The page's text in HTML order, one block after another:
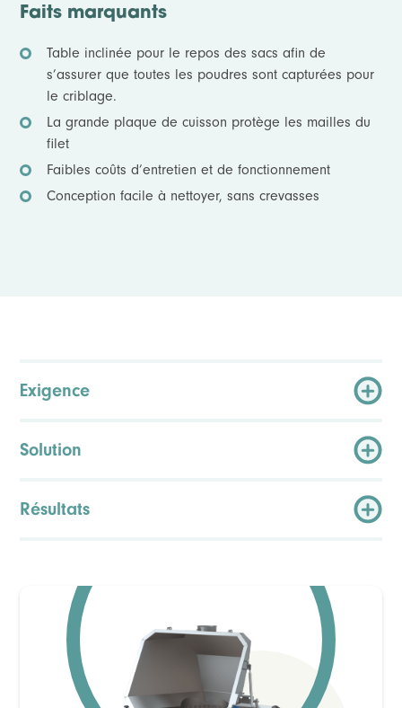
Faits marquants
Table inclinée pour le repos des sacs afin de
s’assurer que toutes les poudres sont capturées pour
le criblage.
La grande plaque de cuisson protège les mailles du
filet
Faibles coûts d’entretien et de fonctionnement
Conception facile à nettoyer, sans crevasses
Exigence
Solution
Résultats